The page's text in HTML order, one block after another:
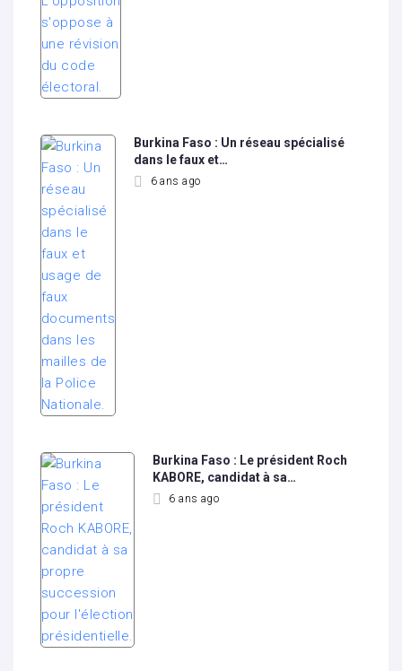
Burkina Faso : Un réseau spécialisé
dans le faux et…
6 ans ago
Burkina Faso : Le président Roch
KABORE, candidat à sa…
6 ans ago